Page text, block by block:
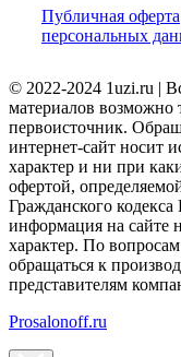
Публичная оферта
персональных
© 2022-2024 1uzi.ru |
материалов возможно
первоисточник.
интернет-сайт носит
характер и ни при
офертой,
Гражданского
информация на сайте
характер. По
обращаться к
представителям
Prosalonoff.ru